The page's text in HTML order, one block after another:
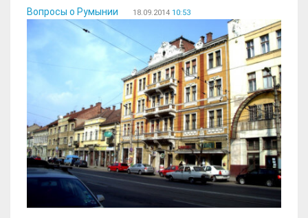
Вопросы о Румынии 18.09.2014 10:53